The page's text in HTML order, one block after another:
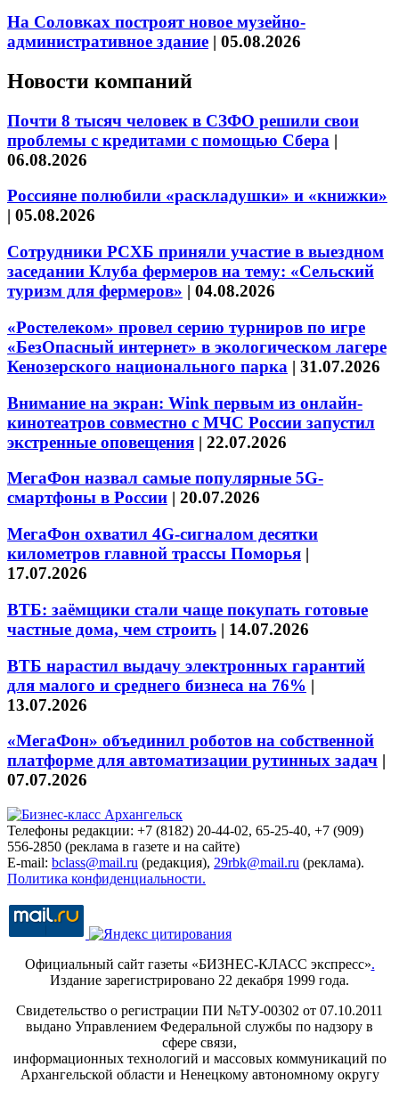
На Соловках построят новое музейно-
административное здание | 05.08.2026
Новости компаний
Почти 8 тысяч человек в СЗФО решили свои
проблемы с кредитами с помощью Сбера |
06.08.2026
Россияне полюбили «раскладушки» и «книжки»
| 05.08.2026
Сотрудники РСХБ приняли участие в выездном
заседании Клуба фермеров на тему: «Сельский
туризм для фермеров» | 04.08.2026
«Ростелеком» провел серию турниров по игре
«БезОпасный интернет» в экологическом лагере
Кенозерского национального парка | 31.07.2026
Внимание на экран: Wink первым из онлайн-
кинотеатров совместно с МЧС России запустил
экстренные оповещения | 22.07.2026
МегаФон назвал самые популярные 5G-
смартфоны в России | 20.07.2026
МегаФон охватил 4G-сигналом десятки
километров главной трассы Поморья |
17.07.2026
ВТБ: заёмщики стали чаще покупать готовые
частные дома, чем строить | 14.07.2026
ВТБ нарастил выдачу электронных гарантий
для малого и среднего бизнеса на 76% |
13.07.2026
«МегаФон» объединил роботов на собственной
платформе для автоматизации рутинных задач |
07.07.2026
Телефоны редакции: +7 (8182) 20-44-02, 65-25-40, +7 (909)
556-2850 (реклама в газете и на сайте)
E-mail: bclass@mail.ru (редакция), 29rbk@mail.ru (реклама).
Политика конфиденциальности.
Официальный сайт газеты «БИЗНЕС-КЛАСС экспресс».
Издание зарегистрировано 22 декабря 1999 года.
Свидетельство о регистрации ПИ №ТУ-00302 от 07.10.2011
выдано Управлением Федеральной службы по надзору в
сфере связи,
информационных технологий и массовых коммуникаций по
Архангельской области и Ненецкому автономному округу